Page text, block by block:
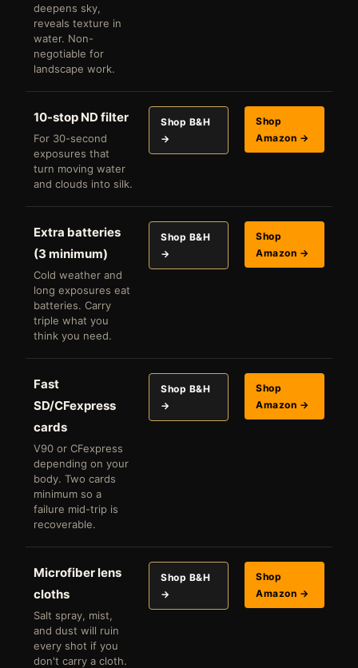
deepens sky,
reveals texture in
water. Non-
negotiable for
landscape work.
10-stop ND filter
For 30-second
exposures that
turn moving water
and clouds into silk.
Shop B&H
→
Shop
Amazon →
Extra batteries
(3 minimum)
Cold weather and
long exposures eat
batteries. Carry
triple what you
think you need.
Shop B&H
→
Shop
Amazon →
Fast
SD/CFexpress
cards
V90 or CFexpress
depending on your
body. Two cards
minimum so a
failure mid-trip is
recoverable.
Shop B&H
→
Shop
Amazon →
Microfiber lens
cloths
Salt spray, mist,
and dust will ruin
every shot if you
don't carry a cloth.
Shop B&H
→
Shop
Amazon →